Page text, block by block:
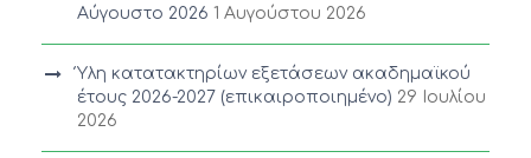
Αύγουστο 2026 1 Αυγούστου 2026
Ύλη κατατακτηρίων εξετάσεων ακαδημαϊκού
έτους 2026-2027 (επικαιροποιημένο) 29 Ιουλίου
2026